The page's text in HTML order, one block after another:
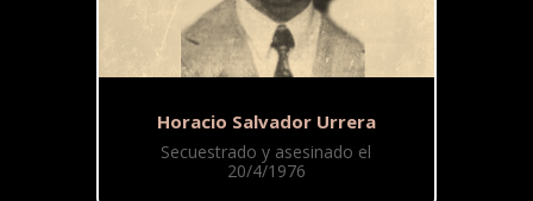
Horacio Salvador Urrera
Secuestrado y asesinado el
20/4/1976